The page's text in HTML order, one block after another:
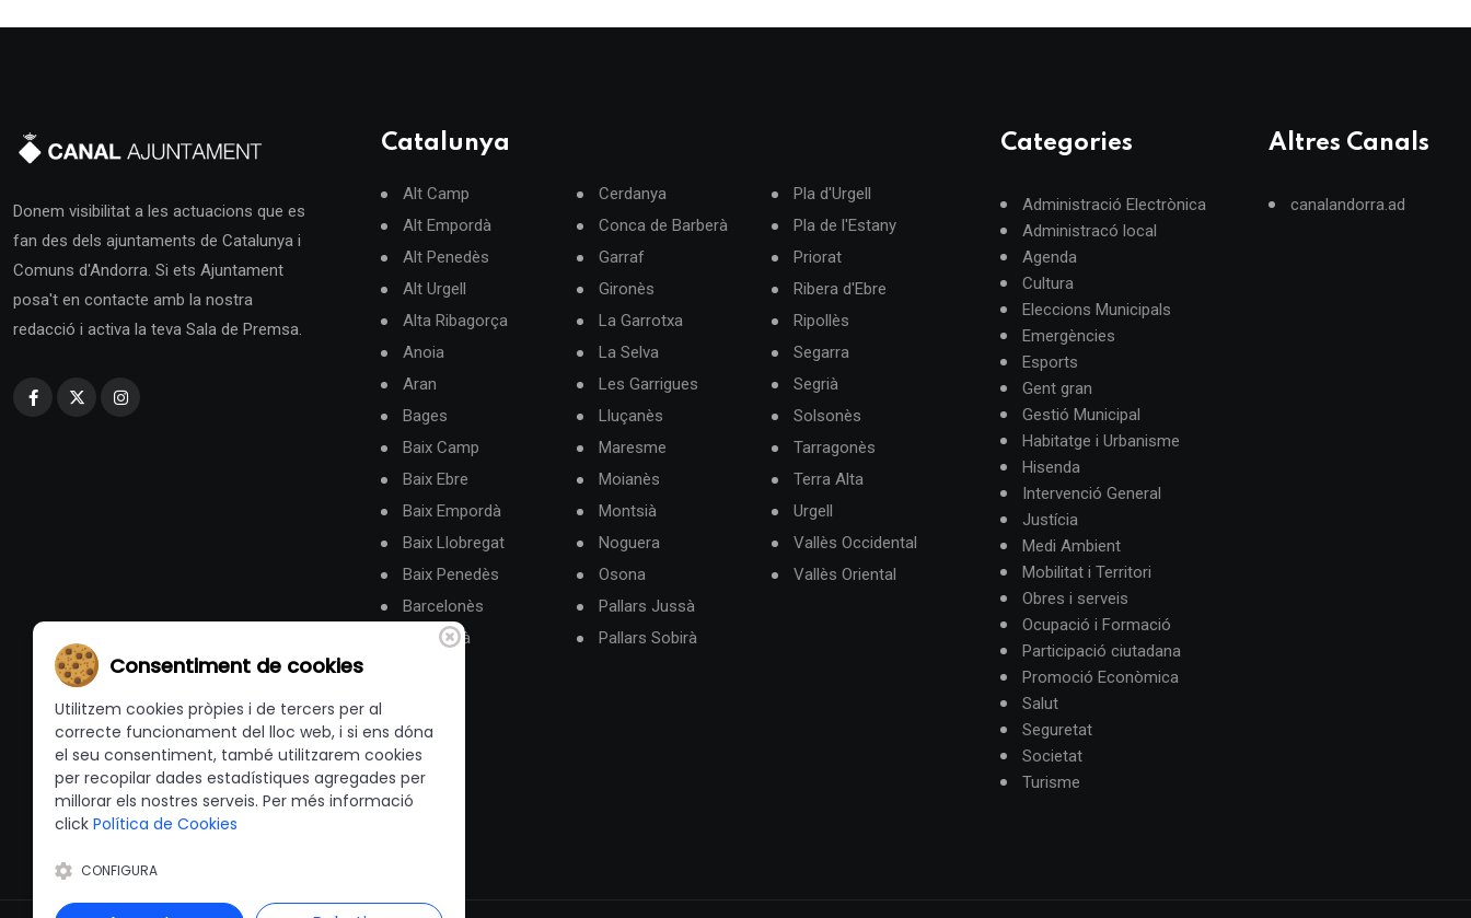
Donem visibilitat a les actuacions que es
fan des dels ajuntaments de Catalunya i
Comuns d'Andorra. Si ets Ajuntament
posa't en contacte amb la nostra
redacció i activa la teva Sala de Premsa.
Catalunya
Alt Camp
Alt Empordà
Alt Penedès
Alt Urgell
Alta Ribagorça
Anoia
Aran
Bages
Baix Camp
Baix Ebre
Baix Empordà
Baix Llobregat
Baix Penedès
Barcelonès
Berguedà
Cerdanya
Conca de Barberà
Garraf
Gironès
La Garrotxa
La Selva
Les Garrigues
Lluçanès
Maresme
Moianès
Montsià
Noguera
Osona
Pallars Jussà
Pallars Sobirà
Pla d'Urgell
Pla de l'Estany
Priorat
Ribera d'Ebre
Ripollès
Segarra
Segrià
Solsonès
Tarragonès
Terra Alta
Urgell
Vallès Occidental
Vallès Oriental
Categories
Administració Electrònica
Administracó local
Agenda
Cultura
Eleccions Municipals
Emergències
Esports
Gent gran
Gestió Municipal
Habitatge i Urbanisme
Hisenda
Intervenció General
Justícia
Medi Ambient
Mobilitat i Territori
Obres i serveis
Ocupació i Formació
Participació ciutadana
Promoció Econòmica
Salut
Seguretat
Societat
Turisme
Altres Canals
canalandorra.ad
Consentiment de cookies
Utilitzem cookies pròpies i de tercers per al
correcte funcionament del lloc web, i si ens dóna
el seu consentiment, també utilitzarem cookies
per recopilar dades estadístiques agregades per
millorar els nostres serveis. Per més informació
click Política de Cookies
CONFIGURA